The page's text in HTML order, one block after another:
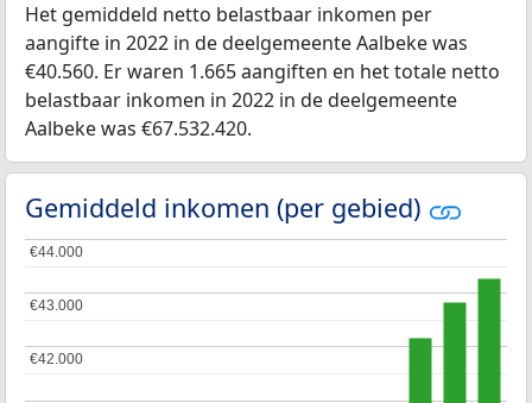
Het gemiddeld netto belastbaar inkomen per
aangifte in 2022 in de deelgemeente Aalbeke was
€40.560. Er waren 1.665 aangiften en het totale netto
belastbaar inkomen in 2022 in de deelgemeente
Aalbeke was €67.532.420.
Gemiddeld inkomen (per gebied)
€42.000
€42.000
€43.000
€43.000
€44.000
€44.000